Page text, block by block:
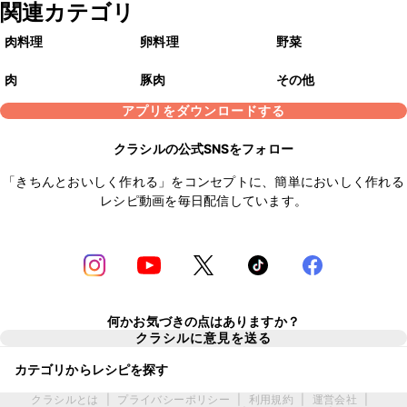
関連カテゴリ
肉料理 卵料理 野菜
肉 豚肉
その他
アプリをダウンロードする
クラシルの公式SNSをフォロー
「きちんとおいしく作れる」をコンセプトに、簡単においしく作れる
レシピ動画を毎日配信しています。
何かお気づきの点はありますか？
クラシルに意見を送る
カテゴリからレシピを探す
クラシルとは プライバシーポリシー 利用規約 運営会社